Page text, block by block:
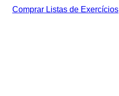
Comprar Listas de Exercícios